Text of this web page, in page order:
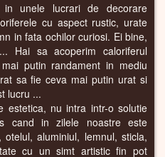
unele lucrari de decorare
cu aspect rustic, urate
in fata ochilor curiosi. Ei bine,
Hai sa acoperim caloriferul
putin randament in mediu
sa fie ceva mai putin urat si
lucru ...
estetica, nu intra intr-o solutie
cand in zilele noastre este
aluminiul, lemnul, sticla,
cu un simt artistic fin pot